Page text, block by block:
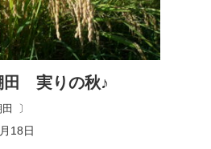
18日
田 実りの秋♪